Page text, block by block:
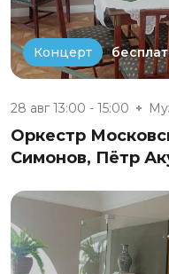
Концерт
28 авг 13:00 - 15:00
Оркестр
Симонов, Пётр